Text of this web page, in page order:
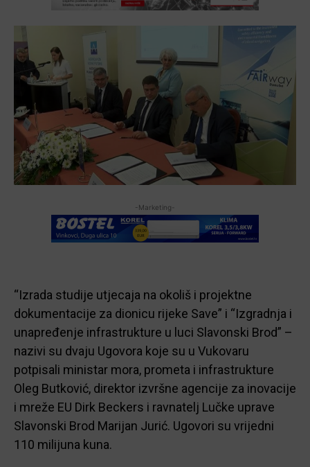
-Marketing-
“Izrada studije utjecaja na okoliš i projektne
dokumentacije za dionicu rijeke Save” i “Izgradnja i
unapređenje infrastrukture u luci Slavonski Brod” –
nazivi su dvaju Ugovora koje su u Vukovaru
potpisali ministar mora, prometa i infrastrukture
Oleg Butković, direktor izvršne agencije za inovacije
i mreže EU Dirk Beckers i ravnatelj Lučke uprave
Slavonski Brod Marijan Jurić. Ugovori su vrijedni
110 milijuna kuna.